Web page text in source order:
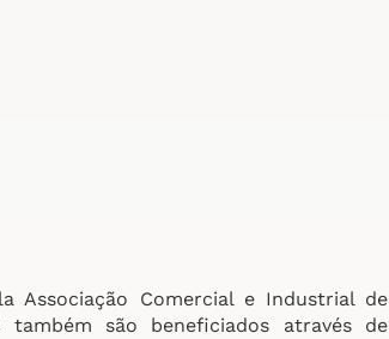
Associação Comercial e Industrial de
também são beneficiados através de